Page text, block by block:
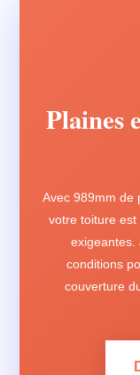
Plaines
Avec 989mm de
votre toiture
exigeantes.
conditions
couverture